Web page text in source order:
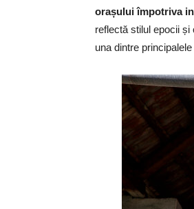
orașului împotriva
reflectă stilul epocii
una dintre